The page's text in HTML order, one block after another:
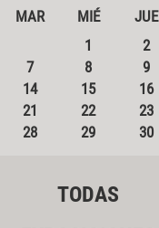
MAR MIÉ JUE
1
2
7 8 9
14 15 16
21 22 23
28 29 30
TODAS